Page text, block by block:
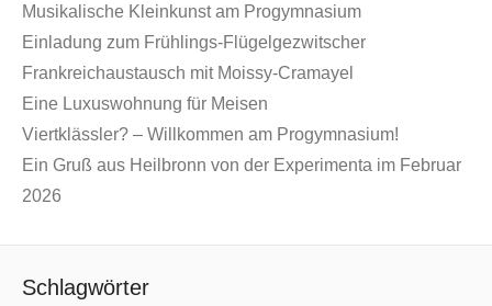
Musikalische Kleinkunst am Progymnasium
Einladung zum Frühlings-Flügelgezwitscher
Frankreichaustausch mit Moissy-Cramayel
Eine Luxuswohnung für Meisen
Viertklässler? – Willkommen am Progymnasium!
Ein Gruß aus Heilbronn von der Experimenta im Februar
2026
Schlagwörter